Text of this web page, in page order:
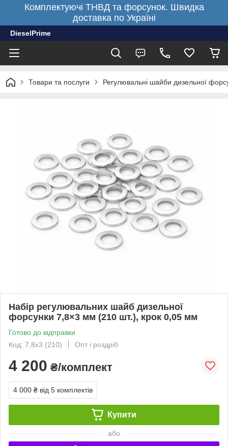
Комплектуючі ТНВД та форсунок. Швидка
доставка по Україні
DieselPrime
Товари та послуги Регулювальні шайби дизельної
Набір регулювальних шайб дизельної
форсунки 7,8×3 мм (210 шт.), крок 0,05 мм
Готово до відправки
Код: 7,8х3 (210)
Опт і роздріб
4 200 ₴/комплект
4 000 ₴ від 5 комплектів
Купити
або